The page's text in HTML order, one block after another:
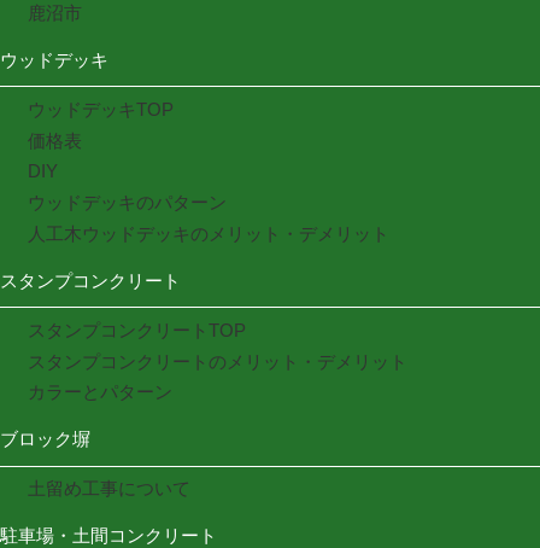
鹿沼市
ウッドデッキ
ウッドデッキTOP
価格表
DIY
ウッドデッキのパターン
人工木ウッドデッキのメリット・デメリット
スタンプコンクリート
スタンプコンクリートTOP
スタンプコンクリートのメリット・デメリット
カラーとパターン
ブロック塀
土留め工事について
駐車場・土間コンクリート